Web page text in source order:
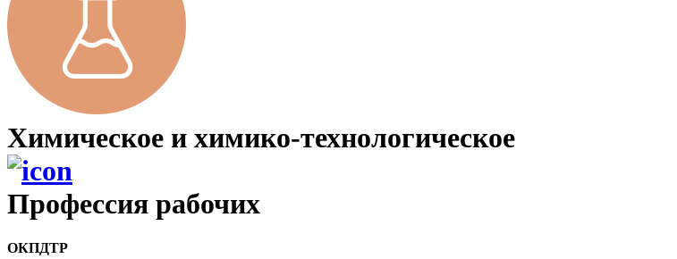
Химическое и химико-технологическое
Профессия рабочих
ОКПДТР